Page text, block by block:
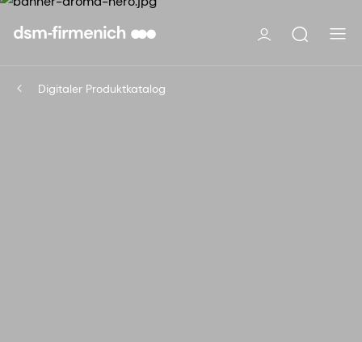
Digitaler Produktkatalog